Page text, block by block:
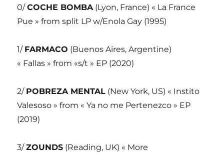
0/COCHE BOMBA(Lyon, France) « La France
Pue » from split LP w/Enola Gay (1995)
1/ FARMACO (Buenos Aires, Argentine)
« Fallas » from «s/t » EP (2020)
2/ POBREZA MENTAL (New York, US) « Instito
Valesoso » from « Ya no me Pertenezco » EP
(2019)
3/ZOUNDS (Reading, UK) « More